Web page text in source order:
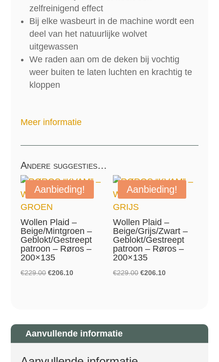
zelfreinigend effect
Bij elke wasbeurt in de machine wordt een
deel van het natuurlijke wolvet
uitgewassen
We raden aan om de deken bij vochtig
weer buiten te laten luchten en krachtig te
kloppen
Meer informatie
Andere suggesties…
Aanbieding!
Wollen Plaid –
Beige/Mintgroen –
Geblokt/Gestreept
patroon – Røros –
200×135
€229.00 Oorspronkelijke
€206.10Huidige
Aanbieding!
Wollen Plaid –
Beige/Grijs/Zwart –
Geblokt/Gestreept
patroon – Røros –
200×135
€229.00 Oorspronkelijke
€206.10Huidige
Aanvullende informatie